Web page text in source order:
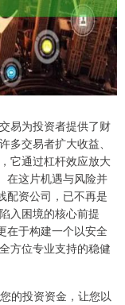
易为投资者提供了财
交易者扩大收益、
它通过杠杆效应放大
在这片机遇与风险并
配资公司，已不再是
入困境的核心前提
在于构建一个以安全
方位专业支持的稳健
的投资资金，让您以